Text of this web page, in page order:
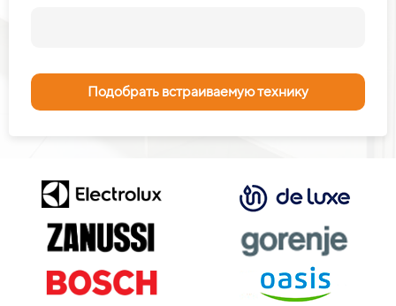
Подобрать встраиваемую технику